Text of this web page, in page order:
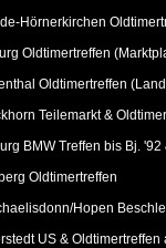
Hörnerkirchen
Oldtimertreffen
Oldtimertreffen
Teilemarkt &
BMW Treffen bis Bj.
Oldtimertreffen
Hopen
US &